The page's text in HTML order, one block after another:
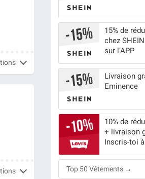
15% de
chez
sur l’APP
Livraison
Eminence
10% de
+ livraison
Inscris-toi
Top 50 Vêtements →